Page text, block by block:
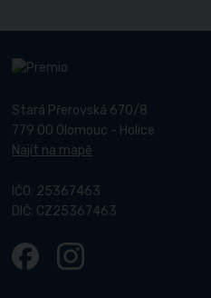
Stará Přerovská 670/8
779 00 Olomouc - Holice
Najít na mapě
IČO: 25367463
DIČ: CZ25367463